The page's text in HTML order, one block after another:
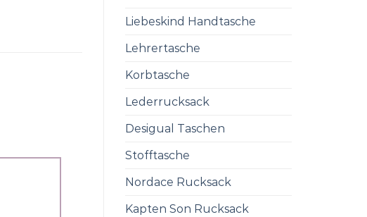
Liebeskind Handtasche
Lehrertasche
Korbtasche
Lederrucksack
Desigual Taschen
Stofftasche
Nordace Rucksack
Kapten Son Rucksack